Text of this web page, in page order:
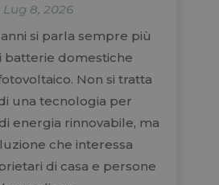
Lug 8, 2026
si parla sempre più
batterie domestiche
Non si tratta
una tecnologia per
energia rinnovabile, ma
che interessa
di casa e persone